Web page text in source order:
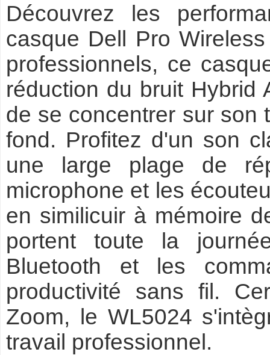
Découvrez les
casque Dell Pro
professionnels, ce
réduction du bruit Hybrid
de se concentrer sur son
fond. Profitez d'un son
une large plage de
microphone et les
en similicuir à mémoire
portent toute la
Bluetooth et les
productivité sans fil.
Zoom, le WL5024
travail professionnel.